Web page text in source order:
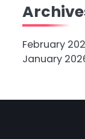
February
January